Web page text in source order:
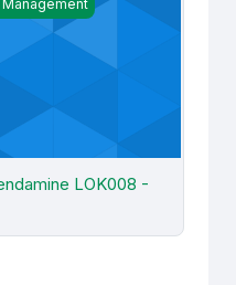
LOK008 -